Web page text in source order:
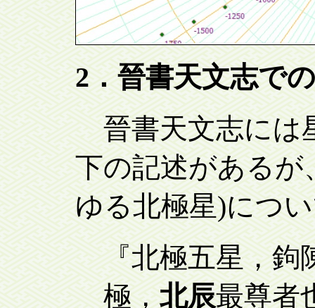
2．晉書天文志で
晉書天文志には
下の記述があるが
ゆる北極星)につ
『北極五星，
極，北辰最尊者